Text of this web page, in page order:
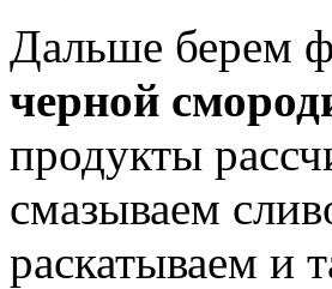
Дальше берем
черной
продукты
смазываем
раскатываем и